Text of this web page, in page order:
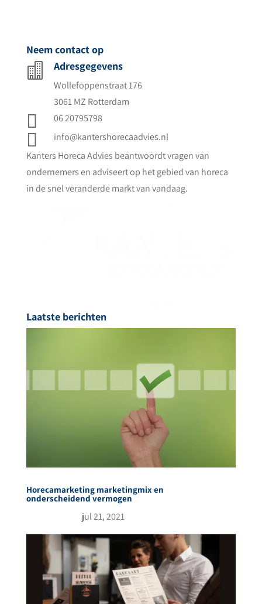
Neem contact op
 Adresgegevens
Wollefoppenstraat 176
3061 MZ Rotterdam
 06 20795798

info@kantershorecaadvies.nl
Kanters Horeca Advies beantwoordt vragen van
ondernemers en adviseert op het gebied van horeca
in de snel veranderde markt van vandaag.
Laatste berichten
Horecamarketing marketingmix en
onderscheidend vermogen
jul 21, 2021